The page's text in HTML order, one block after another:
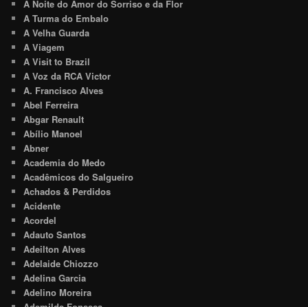
A Noite do Amor do Sorriso e da Flor
A Turma do Embalo
A Velha Guarda
A Viagem
A Visit to Brazil
A Voz da RCA Victor
A. Francisco Alves
Abel Ferreira
Abgar Renault
Abílio Manoel
Abner
Academia do Medo
Acadêmicos do Salgueiro
Achados & Perdidos
Acidente
Acordel
Adauto Santos
Adeilton Alves
Adelaide Chiozzo
Adelina Garcia
Adelino Moreira